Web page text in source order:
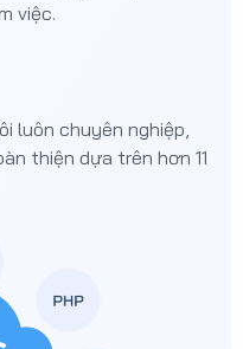
việc.
luôn chuyên nghiệp,
thiện dựa trên hơn 11